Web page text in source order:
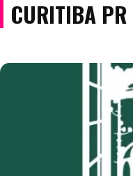
CURITIBA PR